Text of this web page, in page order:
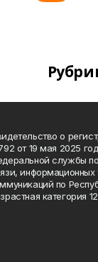
о
от 19 мая 2025
службы
по
категория